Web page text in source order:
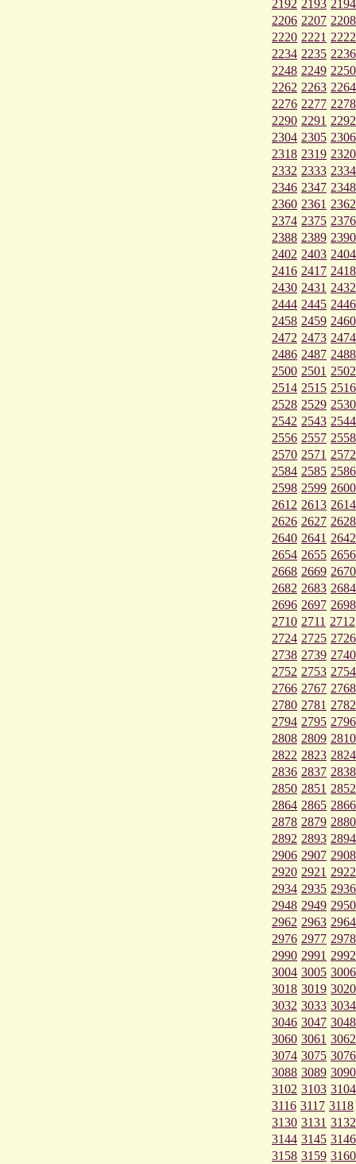
2192 2193 2194
2206 2207 2208
2220 2221 2222
2234 2235 2236
2248 2249 2250
2262 2263 2264
2276 2277 2278
2290 2291 2292
2304 2305 2306
2318 2319 2320
2332 2333 2334
2346 2347 2348
2360 2361 2362
2374 2375 2376
2388 2389 2390
2402 2403 2404
2416 2417 2418
2430 2431 2432
2444 2445 2446
2458 2459 2460
2472 2473 2474
2486 2487 2488
2500 2501 2502
2514 2515 2516
2528 2529 2530
2542 2543 2544
2556 2557 2558
2570 2571 2572
2584 2585 2586
2598 2599 2600
2612 2613 2614
2626 2627 2628
2640 2641 2642
2654 2655 2656
2668 2669 2670
2682 2683 2684
2696 2697 2698
2710 2711 2712
2724 2725 2726
2738 2739 2740
2752 2753 2754
2766 2767 2768
2780 2781 2782
2794 2795 2796
2808 2809 2810
2822 2823 2824
2836 2837 2838
2850 2851 2852
2864 2865 2866
2878 2879 2880
2892 2893 2894
2906 2907 2908
2920 2921 2922
2934 2935 2936
2948 2949 2950
2962 2963 2964
2976 2977 2978
2990 2991 2992
3004 3005 3006
3018 3019 3020
3032 3033 3034
3046 3047 3048
3060 3061 3062
3074 3075 3076
3088 3089 3090
3102 3103 3104
3116 3117 3118
3130 3131 3132
3144 3145 3146
3158 3159 3160